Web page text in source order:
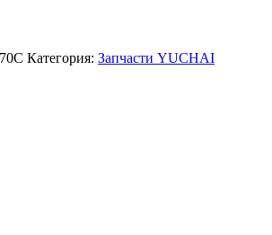
Категория: Запчасти YUCHAI